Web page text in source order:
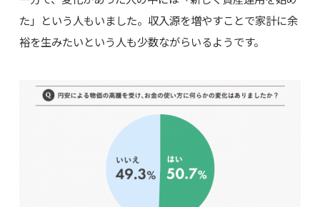
た」という人もいました。収入源を増やすことで家計に余
裕を生みたいという人も少数ながらいるようです。